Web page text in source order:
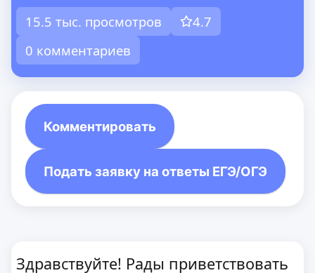
15.5 тыс. просмотров
4.7
0 комментариев
Комментировать
Подать заявку на ответы ЕГЭ/ОГЭ
Здравствуйте! Рады приветствовать